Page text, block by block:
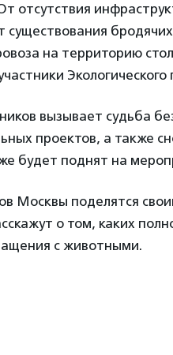
отсутствия
существования
на территорию
Экологического
вызывает судьба
проектов, а также
будет поднят на
Москвы поделятся
о том, каких
с животными.